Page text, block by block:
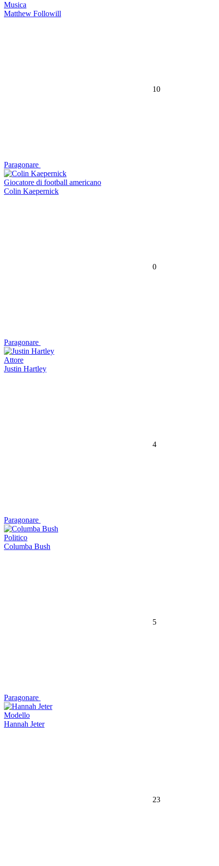
Musica
Matthew Followill
10
Paragonare
Giocatore di football americano
Colin Kaepernick
0
Paragonare
Attore
Justin Hartley
4
Paragonare
Politico
Columba Bush
5
Paragonare
Modello
Hannah Jeter
23